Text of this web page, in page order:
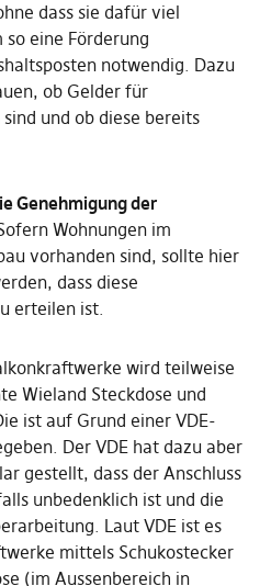
dass sie dafür viel
eine Förderung
notwendig. Dazu
ob Gelder für
und ob diese bereits
Genehmigung der
Wohnungen im
vorhanden sind, sollte hier
dass diese
erteilen ist.
wird teilweise
Wieland Steckdose und
ist auf Grund einer VDE-
Der VDE hat dazu aber
gestellt, dass der Anschluss
unbedenklich ist und die
Laut VDE ist es
mittels Schukostecker
(im Aussenbereich in